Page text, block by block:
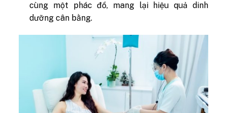
cùng một phác đồ, mang lại hiệu quả dinh
dưỡng cân bằng.